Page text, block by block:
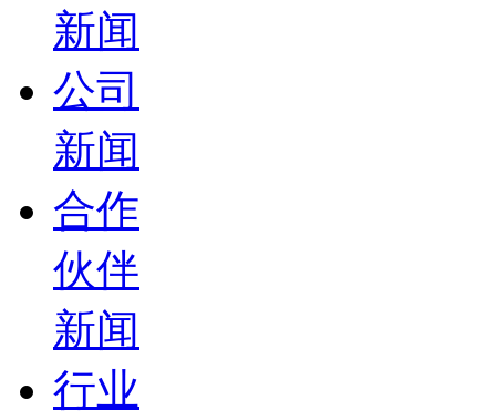
新闻
公司
新闻
合作
伙伴
新闻
行业